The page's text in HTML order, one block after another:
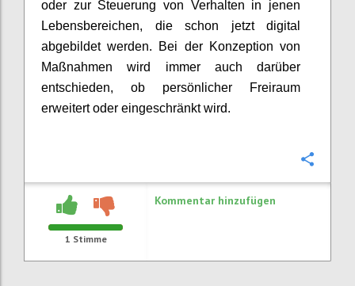
oder zur Steuerung von Verhalten in jenen
Lebensbereichen, die schon jetzt digital
abgebildet werden. Bei der Konzeption von
Maßnahmen wird immer auch darüber
entschieden, ob persönlicher Freiraum
erweitert oder eingeschränkt wird.
1 Stimme
Kommentar hinzufügen